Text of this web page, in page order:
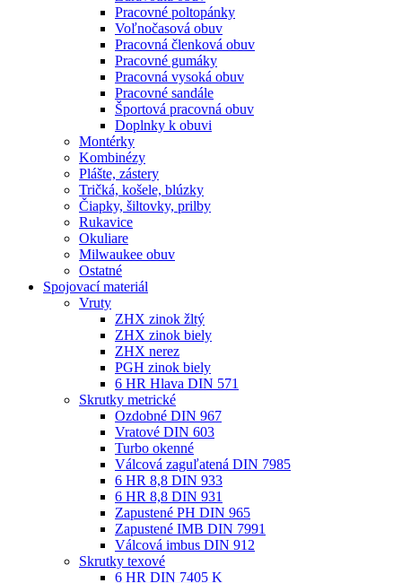
Pracovné poltopánky
Voľnočasová obuv
Pracovná členková obuv
Pracovné gumáky
Pracovná vysoká obuv
Pracovné sandále
Športová pracovná obuv
Doplnky k obuvi
Montérky
Kombinézy
Plášte, zástery
Tričká, košele, blúzky
Čiapky, šiltovky, prilby
Rukavice
Okuliare
Milwaukee obuv
Ostatné
Spojovacímateriál
Vruty
ZHX zinok žltý
ZHX zinok biely
ZHX nerez
PGH zinok biely
6 HR Hlava DIN 571
Skrutky metrické
Ozdobné DIN 967
Vratové DIN 603
Turbo okenné
Válcová zaguľatená DIN 7985
6 HR 8,8 DIN 933
6 HR 8,8 DIN 931
Zapustené PH DIN 965
Zapustené IMB DIN 7991
Válcová imbus DIN 912
Skrutky texové
6 HR DIN 7405 K